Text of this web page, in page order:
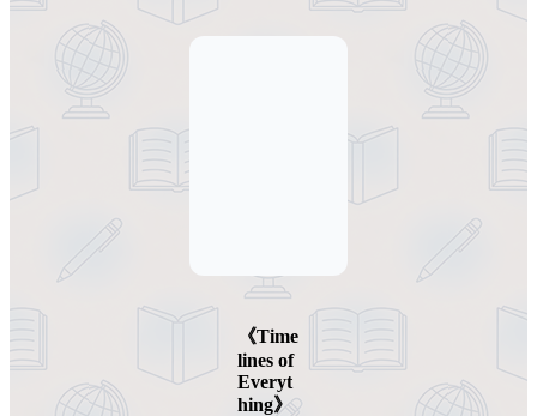
《Time
lines of
Everyt
hing》